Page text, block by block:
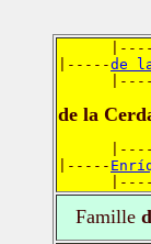
|-----de
de la
|-----
Famille